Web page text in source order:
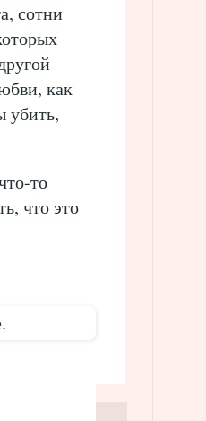
сотни
как
убить,
то
что это